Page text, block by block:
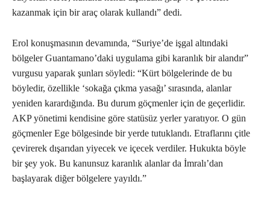
kazanmak için bir araç olarak kullandı” dedi.
Erol konuşmasının devamında, “Suriye’de işgal altındaki
bölgeler Guantamano’daki uygulama gibi karanlık bir alandır”
vurgusu yaparak şunları söyledi: “Kürt bölgelerinde de bu
böyledir, özellikle ‘sokağa çıkma yasağı’ sırasında, alanlar
yeniden karardığında. Bu durum göçmenler için de geçerlidir.
AKP yönetimi kendisine göre statüsüz yerler yaratıyor. O gün
göçmenler Ege bölgesinde bir yerde tutuklandı. Etraflarını çitle
çevirerek dışarıdan yiyecek ve içecek verdiler. Hukukta böyle
bir şey yok. Bu kanunsuz karanlık alanlar da İmralı’dan
başlayarak diğer bölgelere yayıldı.”